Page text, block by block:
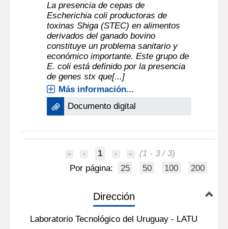
La presencia de cepas de
Escherichia coli productoras de
toxinas Shiga (STEC) en alimentos
derivados del ganado bovino
constituye un problema sanitario y
económico importante. Este grupo de
E. coli está definido por la presencia
de genes stx que[...]
Más información...
Documento digital
1
(1 - 3 / 3)
Por página:
25 50 100 200
Dirección
Laboratorio Tecnológico del Uruguay - LATU